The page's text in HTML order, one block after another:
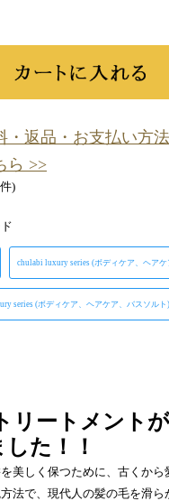
・返品・お支払い方
ら >>
)
chulabi luxury series (ボディケア、ヘア
series (ボディケア、ヘアケア、バスソルト
リートメント
た！！
美しく保つために、古くから
法で、現代人の髪の毛を滑ら